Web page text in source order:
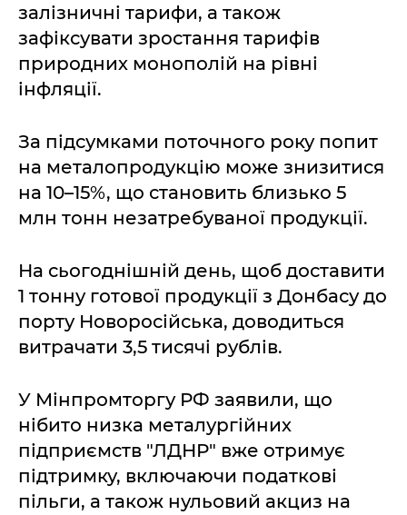
залізничні тарифи, а також
зафіксувати зростання тарифів
природних монополій на рівні
інфляції.
За підсумками поточного року попит
на металопродукцію може знизитися
на 10–15%, що становить близько 5
млн тонн незатребуваної продукції.
На сьогоднішній день, щоб доставити
1 тонну готової продукції з Донбасу до
порту Новоросійська, доводиться
витрачати 3,5 тисячі рублів.
У Мінпромторгу РФ заявили, що
нібито низка металургійних
підприємств "ЛДНР" вже отримує
підтримку, включаючи податкові
пільги, а також нульовий акциз на